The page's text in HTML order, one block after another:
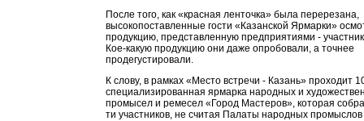
После того, как «красная ленточка» была перерезана,
высокопоставленные гости «Казанской Ярмарки»
продукцию, представленную предприятиями -
Кое-какую продукцию они даже опробовали, а точнее
продегустировали.
К слову, в рамках «Место встречи - Казань» проходит
специализированная ярмарка народных и
промысел и ремесел «Город Мастеров», которая
ти участников, не считая Палаты народных